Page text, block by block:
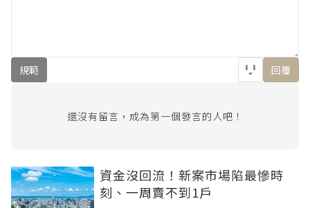
規範 回覆
還沒有留言，成為第一個發言的人吧！
資金沒回流！新案市場陷最慘時
刻、一周賣不到1戶